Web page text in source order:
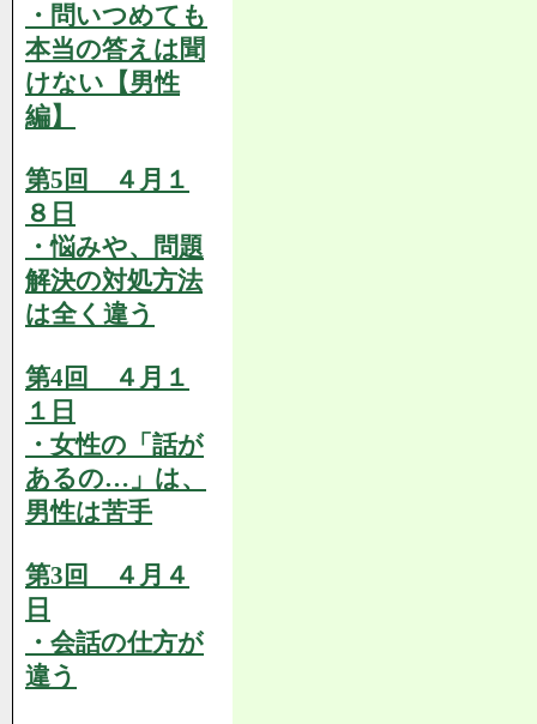
・問いつめても
本当の答えは聞
けない【男性
編】
第5回 ４月１
８日
・悩みや、問題
解決の対処方法
は全く違う
第4回 ４月１
１日
・女性の「話が
あるの…」は、
男性は苦手
第3回 ４月４
日
・会話の仕方が
違う